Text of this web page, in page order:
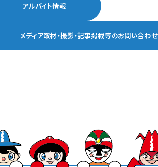
アルバイト情報
メディア取材・撮影・記事掲載等のお問い合わせ